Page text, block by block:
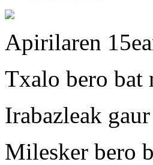
Apirilaren
Txalo bero bat
Irabazleak
Milesker bero